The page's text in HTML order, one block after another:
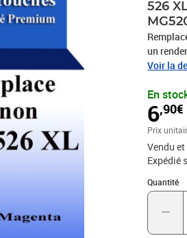
526
un
STMC,
Voir la
En
6,90€
Prix
Vendu
Expédié
Quantité
Quantité :